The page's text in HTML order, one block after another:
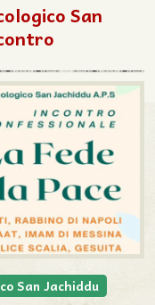
San
San Jachiddu